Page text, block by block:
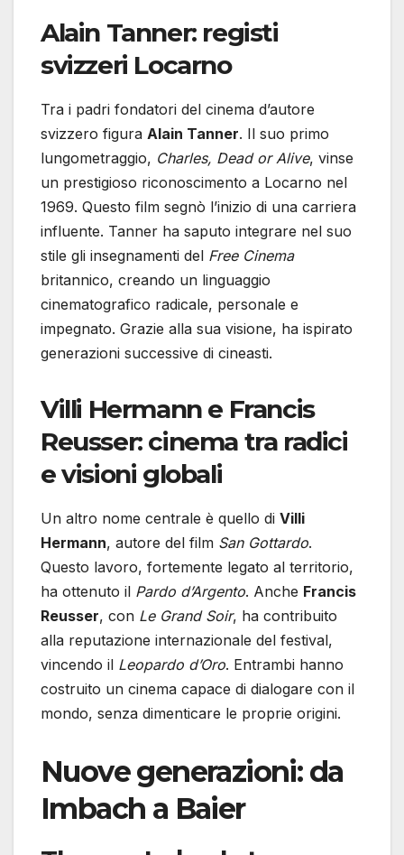
Alain Tanner: registi
svizzeri Locarno
Tra i padri fondatori del cinema d’autore
svizzero figura Alain Tanner. Il suo primo
lungometraggio, Charles, Dead or Alive, vinse
un prestigioso riconoscimento a Locarno nel
1969. Questo film segnò l’inizio di una carriera
influente. Tanner ha saputo integrare nel suo
stile gli insegnamenti del Free Cinema
britannico, creando un linguaggio
cinematografico radicale, personale e
impegnato. Grazie alla sua visione, ha ispirato
generazioni successive di cineasti.
Villi Hermann e Francis
Reusser: cinema tra radici
e visioni globali
Un altro nome centrale è quello di Villi
Hermann, autore del film San Gottardo.
Questo lavoro, fortemente legato al territorio,
ha ottenuto il Pardo d’Argento. Anche Francis
Reusser, con Le Grand Soir, ha contribuito
alla reputazione internazionale del festival,
vincendo il Leopardo d’Oro. Entrambi hanno
costruito un cinema capace di dialogare con il
mondo, senza dimenticare le proprie origini.
Nuove generazioni: da
Imbach a Baier